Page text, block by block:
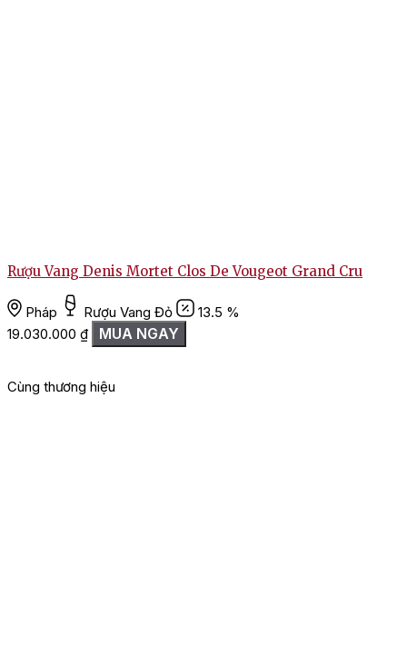
Rượu Vang Denis Mortet Clos De Vougeot Grand Cru
Pháp Rượu Vang Đỏ
13.5 %
19.030.000 ₫ MUA NGAY
Cùng thương hiệu